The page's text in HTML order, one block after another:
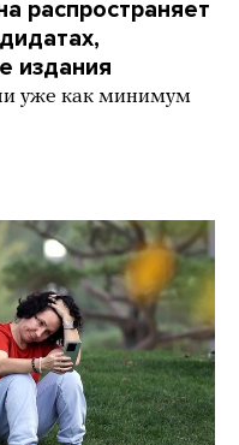
распространяет
издания
уже как минимум